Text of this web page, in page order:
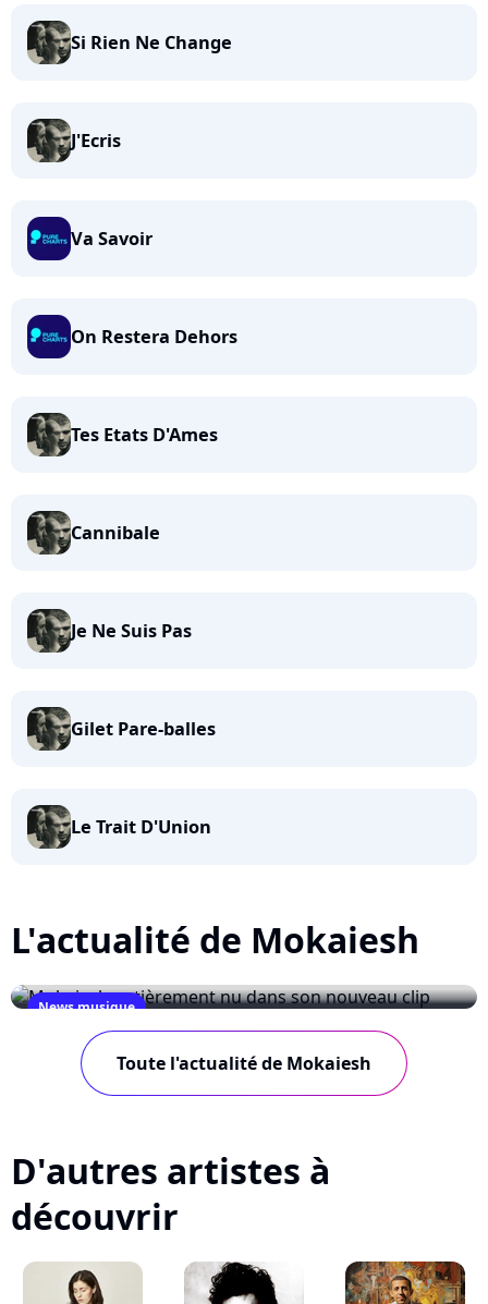
Si Rien Ne Change
J'Ecris
Va Savoir
On Restera Dehors
Tes Etats D'Ames
Cannibale
Je Ne Suis Pas
Gilet Pare-balles
Le Trait D'Union
L'actualité de Mokaiesh
News musique
Mokaiesh entièrement nu dans son
nouveau clip
December 3, 2008
Toute l'actualité de Mokaiesh
D'autres artistes à
découvrir